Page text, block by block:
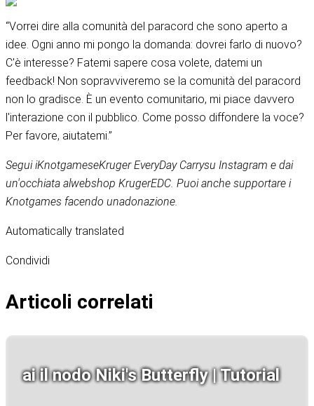
“Vorrei dire alla comunità del paracord che sono aperto a
idee. Ogni anno mi pongo la domanda: dovrei farlo di nuovo?
C'è interesse? Fatemi sapere cosa volete, datemi un
feedback! Non sopravviveremo se la comunità del paracord
non lo gradisce. È un evento comunitario, mi piace davvero
l'interazione con il pubblico. Come posso diffondere la voce?
Per favore, aiutatemi.”
Segui iKnotgameseKruger EveryDay Carrysu Instagram e dai
un'occhiata alwebshop KrugerEDC. Puoi anche supportare i
Knotgames facendo unadonazione.
Automatically translated
Condividi
Articoli correlati
ai il nodo Niki's Butterfly | Tutorial